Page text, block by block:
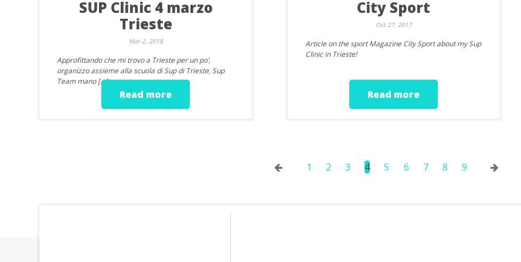
SUP Clinic 4 marzo
Trieste
Mar 2, 2018
Approfittando che mi trovo a Trieste per un po’,
organizzo assieme alla scuola di Sup di Trieste, Sup
Team mano […]
Read more
City Sport
Oct 27, 2017
Article on the sport Magazine City Sport about my Sup
Clinic in Trieste!
Read more
1 2 3 4 5 6 7 8 9 →